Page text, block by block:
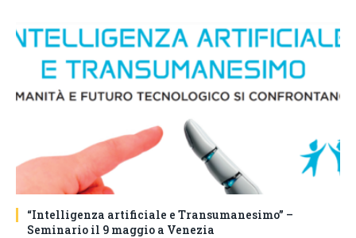
“Intelligenza artificiale e Transumanesimo” –
Seminario il 9 maggio a Venezia